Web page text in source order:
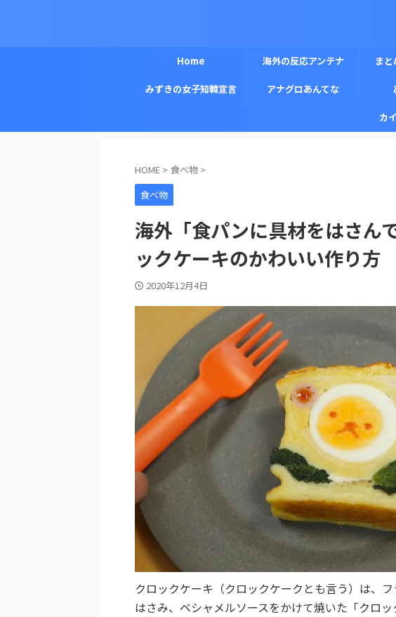
Home 海外の反応アンテナ ま
みずきの女子知韓宣言 アナグロあんてな
カ
HOME > 食べ物 >
食べ物
海外「食パンに具材をはさん
ックケーキのかわいい作り方
2020年12月4日
クロックケーキ（クロックケークとも言う）は、
はさみ、ベシャメルソースをかけて焼いた「クロッ